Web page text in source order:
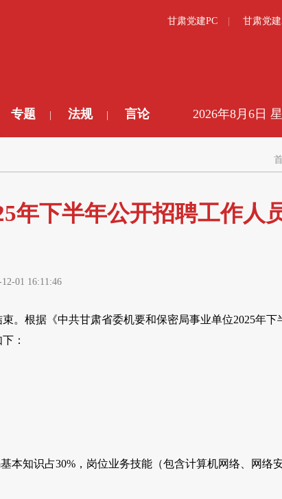
甘肃党建PC 甘肃党
专题 法规 言论 2026年8月6日
年下半年公开招聘工作人
12-01 16:11:46
。根据《中共甘肃省委机要和保密局事业单位2025年下
：
本知识占30%，岗位业务技能（包含计算机网络、网络